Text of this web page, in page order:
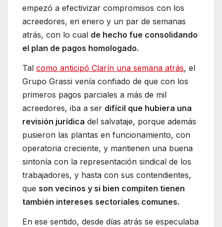
empezó a efectivizar compromisos con los
acreedores, en enero y un par de semanas
atrás, con lo cual de hecho fue consolidando
el plan de pagos homologado.
Tal como anticipó Clarín una semana atrás, el
Grupo Grassi venía confiado de que con los
primeros pagos parciales a más de mil
acreedores, iba a ser difícil que hubiera una
revisión jurídica del salvataje, porque además
pusieron las plantas en funcionamiento, con
operatoria creciente, y mantienen una buena
sintonía con la representación sindical de los
trabajadores, y hasta con sus contendientes,
que son vecinos y si bien compiten tienen
también intereses sectoriales comunes.
En ese sentido, desde días atrás se especulaba